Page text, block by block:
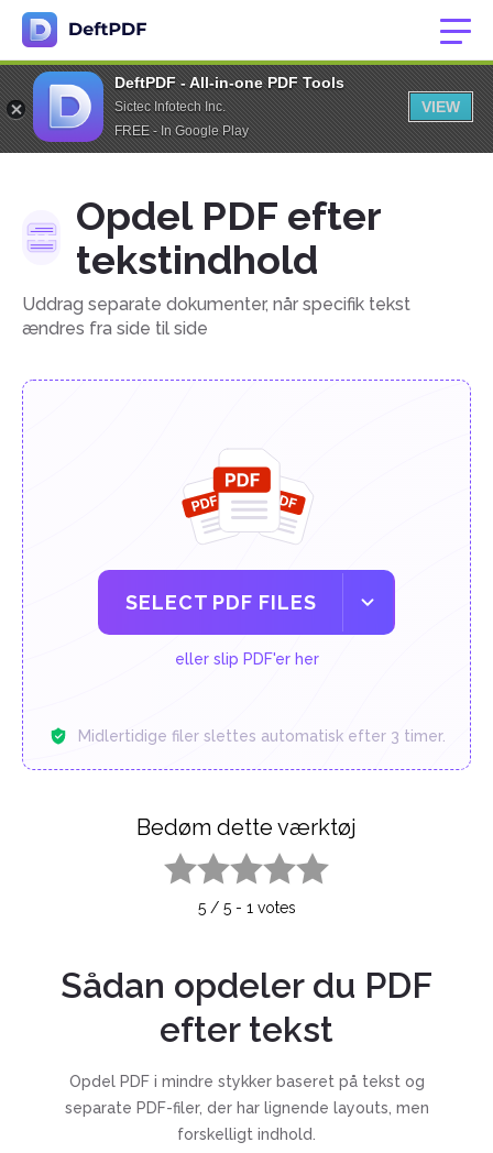
DeftPDF - All-in-one PDF Tools
Sictec Infotech Inc.
FREE - In Google Play
VIEW
Opdel PDF efter
tekstindhold
Uddrag separate dokumenter, når specifik tekst
ændres fra side til side
SELECT PDF FILES
eller slip PDF'er her
Midlertidige filer slettes automatisk efter 3 timer.
Bedøm dette værktøj
5/ 5- 1 votes
Sådan opdeler du PDF
efter tekst
Opdel PDF i mindre stykker baseret på tekst og
separate PDF-filer, der har lignende layouts, men
forskelligt indhold.